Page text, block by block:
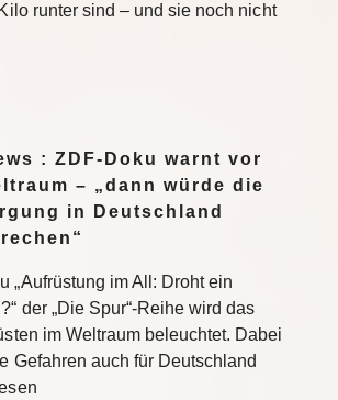
runter sind – und sie noch nicht
: ZDF-Doku warnt vor
– „dann würde die
in Deutschland
„Aufrüstung im All: Droht ein
der „Die Spur“-Reihe wird das
im Weltraum beleuchtet. Dabei
Gefahren auch für Deutschland